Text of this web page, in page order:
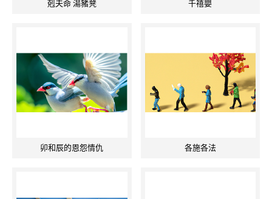
剋夫命 湯豬凳 千禧嬰
卯和辰的恩怨情仇 各施各法